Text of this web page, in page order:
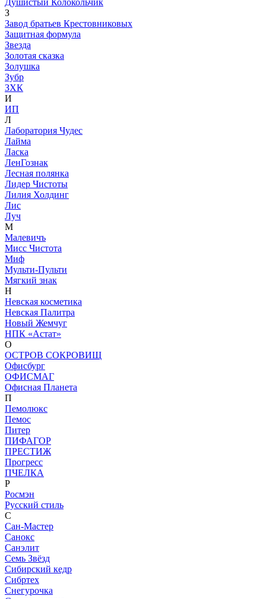
Душистый Колокольчик
З
Завод братьев Крестовниковых
Защитная формула
Звезда
Золотая сказка
Золушка
Зубр
ЗХК
И
ИП
Л
Лаборатория Чудес
Лайма
Ласка
ЛенГознак
Лесная полянка
Лидер Чистоты
Лилия Холдинг
Лис
Луч
М
Малевичъ
Мисс Чистота
Миф
Мульти-Пульти
Мягкий знак
Н
Невская косметика
Невская Палитра
Новый Жемчуг
НПК «Астат»
О
ОСТРОВ СОКРОВИЩ
Офисбург
ОФИСМАГ
Офисная Планета
П
Пемолюкс
Пемос
Питер
ПИФАГОР
ПРЕСТИЖ
Прогресс
ПЧЕЛКА
Р
Росмэн
Русский стиль
С
Сан-Мастер
Санокс
Санэлит
Семь Звёзд
Сибирский кедр
Сибртех
Снегурочка